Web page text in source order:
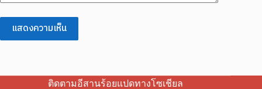
แสดงความเห็น
ติดตามอีสานร้อยแปดทางโซเชียล